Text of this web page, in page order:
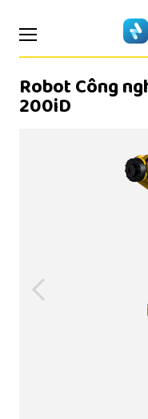
Robot Công
200iD